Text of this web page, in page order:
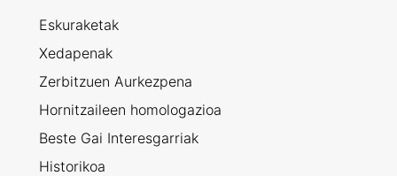
Eskuraketak
Xedapenak
Zerbitzuen Aurkezpena
Hornitzaileen homologazioa
Beste Gai Interesgarriak
Historikoa